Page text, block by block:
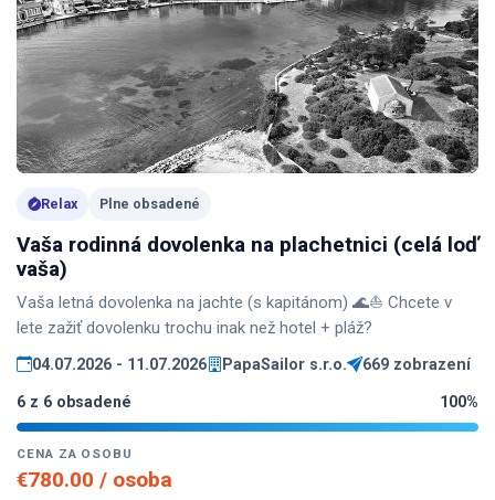
Relax Plne obsadené
Vaša rodinná dovolenka na plachetnici (celá loď
vaša)
Vaša letná dovolenka na jachte (s kapitánom) 🌊⛵ Chcete v
lete zažiť dovolenku trochu inak než hotel + pláž?
04.07.2026 - 11.07.2026 PapaSailor s.r.o. 669 zobrazení
6 z 6 obsadené 100%
CENA ZA OSOBU
€780.00 / osoba